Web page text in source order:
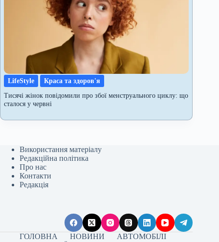
LifeStyle
Краса та здоров'я
Тисячі жінок повідомили про збої менструального циклу: що
сталося у червні
Використання матеріалу
Редакційна політика
Про нас
Контакти
Редакція
ГОЛОВНА НОВИНИ
АВТОМОБІЛІ